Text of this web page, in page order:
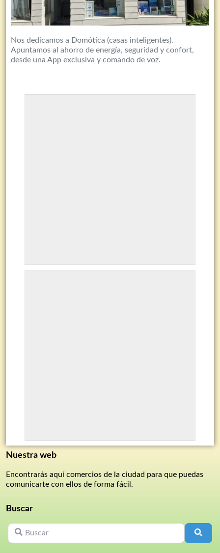
Nos dedicamos a Domótica (casas inteligentes).
Apuntamos al ahorro de energía, seguridad y confort,
desde una App exclusiva y comando de voz.
Nuestra web
Encontrarás aquí comercios de la ciudad para que puedas
comunicarte con ellos de forma fácil.
Buscar
Buscar